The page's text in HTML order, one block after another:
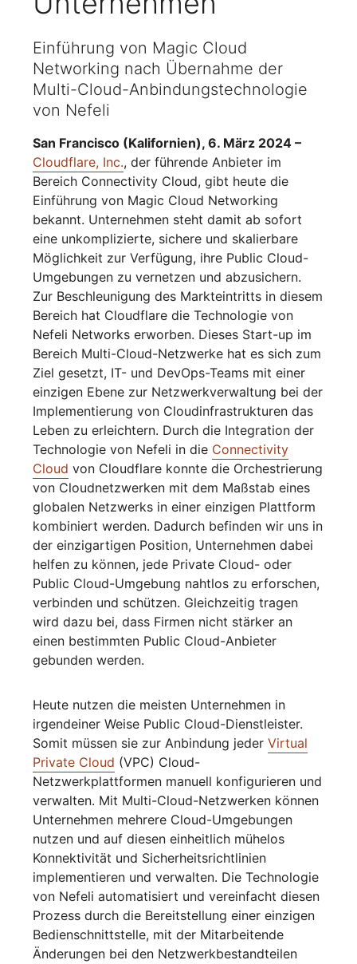
Einführung von Magic Cloud
Networking nach Übernahme der
Multi-Cloud-Anbindungstechnologie
von Nefeli
San Francisco (Kalifornien), 6. März 2024 –
Cloudflare, Inc., der führende Anbieter im
Bereich Connectivity Cloud, gibt heute die
Einführung von Magic Cloud Networking
bekannt. Unternehmen steht damit ab sofort
eine unkomplizierte, sichere und skalierbare
Möglichkeit zur Verfügung, ihre Public Cloud-
Umgebungen zu vernetzen und abzusichern.
Zur Beschleunigung des Markteintritts in diesem
Bereich hat Cloudflare die Technologie von
Nefeli Networks erworben. Dieses Start-up im
Bereich Multi-Cloud-Netzwerke hat es sich zum
Ziel gesetzt, IT- und DevOps-Teams mit einer
einzigen Ebene zur Netzwerkverwaltung bei der
Implementierung von Cloudinfrastrukturen das
Leben zu erleichtern. Durch die Integration der
Technologie von Nefeli in die Connectivity
Cloud von Cloudflare konnte die Orchestrierung
von Cloudnetzwerken mit dem Maßstab eines
globalen Netzwerks in einer einzigen Plattform
kombiniert werden. Dadurch befinden wir uns in
der einzigartigen Position, Unternehmen dabei
helfen zu können, jede Private Cloud- oder
Public Cloud-Umgebung nahtlos zu erforschen,
verbinden und schützen. Gleichzeitig tragen
wird dazu bei, dass Firmen nicht stärker an
einen bestimmten Public Cloud-Anbieter
gebunden werden.
Heute nutzen die meisten Unternehmen in
irgendeiner Weise Public Cloud-Dienstleister.
Somit müssen sie zur Anbindung jederVirtual
Private Cloud (VPC) Cloud-
Netzwerkplattformen manuell konfigurieren und
verwalten. Mit Multi-Cloud-Netzwerken können
Unternehmen mehrere Cloud-Umgebungen
nutzen und auf diesen einheitlich mühelos
Konnektivität und Sicherheitsrichtlinien
implementieren und verwalten. Die Technologie
von Nefeli automatisiert und vereinfacht diesen
Prozess durch die Bereitstellung einer einzigen
Bedienschnittstelle, mit der Mitarbeitende
Änderungen bei den Netzwerkbestandteilen